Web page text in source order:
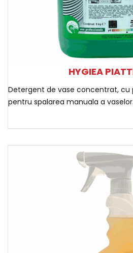
HYGIEA
Detergent de vase concentrat, cu
pentru spalarea manuala a vaselor.